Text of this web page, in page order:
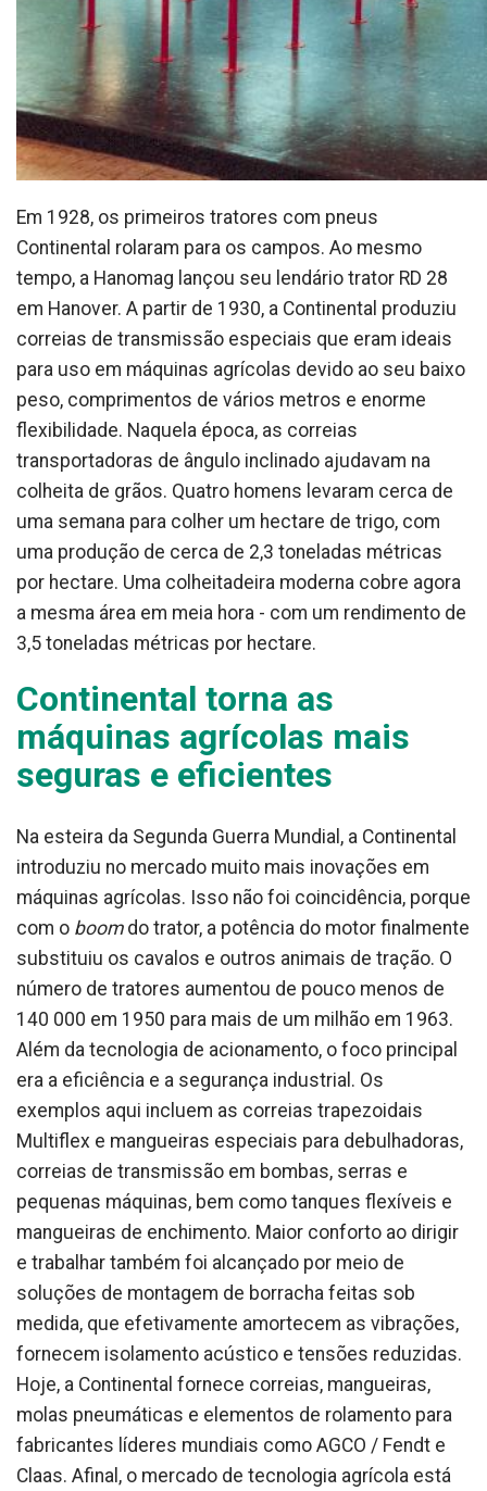
Em 1928, os primeiros tratores com pneus
Continental rolaram para os campos. Ao mesmo
tempo, a Hanomag lançou seu lendário trator RD 28
em Hanover. A partir de 1930, a Continental produziu
correias de transmissão especiais que eram ideais
para uso em máquinas agrícolas devido ao seu baixo
peso, comprimentos de vários metros e enorme
flexibilidade. Naquela época, as correias
transportadoras de ângulo inclinado ajudavam na
colheita de grãos. Quatro homens levaram cerca de
uma semana para colher um hectare de trigo, com
uma produção de cerca de 2,3 toneladas métricas
por hectare. Uma colheitadeira moderna cobre agora
a mesma área em meia hora - com um rendimento de
3,5 toneladas métricas por hectare.
Continental torna as
máquinas agrícolas mais
seguras e eficientes
Na esteira da Segunda Guerra Mundial, a Continental
introduziu no mercado muito mais inovações em
máquinas agrícolas. Isso não foi coincidência, porque
com o boomdo trator, a potência do motor finalmente
substituiu os cavalos e outros animais de tração. O
número de tratores aumentou de pouco menos de
140 000 em 1950 para mais de um milhão em 1963.
Além da tecnologia de acionamento, o foco principal
era a eficiência e a segurança industrial. Os
exemplos aqui incluem as correias trapezoidais
Multiflex e mangueiras especiais para debulhadoras,
correias de transmissão em bombas, serras e
pequenas máquinas, bem como tanques flexíveis e
mangueiras de enchimento. Maior conforto ao dirigir
e trabalhar também foi alcançado por meio de
soluções de montagem de borracha feitas sob
medida, que efetivamente amortecem as vibrações,
fornecem isolamento acústico e tensões reduzidas.
Hoje, a Continental fornece correias, mangueiras,
molas pneumáticas e elementos de rolamento para
fabricantes líderes mundiais como AGCO / Fendt e
Claas. Afinal, o mercado de tecnologia agrícola está